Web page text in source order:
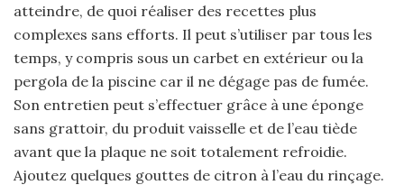
atteindre, de quoi réaliser des recettes plus
complexes sans efforts. Il peut s’utiliser par tous les
temps, y compris sous un carbet en extérieur ou la
pergola de la piscine car il ne dégage pas de fumée.
Son entretien peut s’effectuer grâce à une éponge
sans grattoir, du produit vaisselle et de l’eau tiède
avant que la plaque ne soit totalement refroidie.
Ajoutez quelques gouttes de citron à l’eau du rinçage.